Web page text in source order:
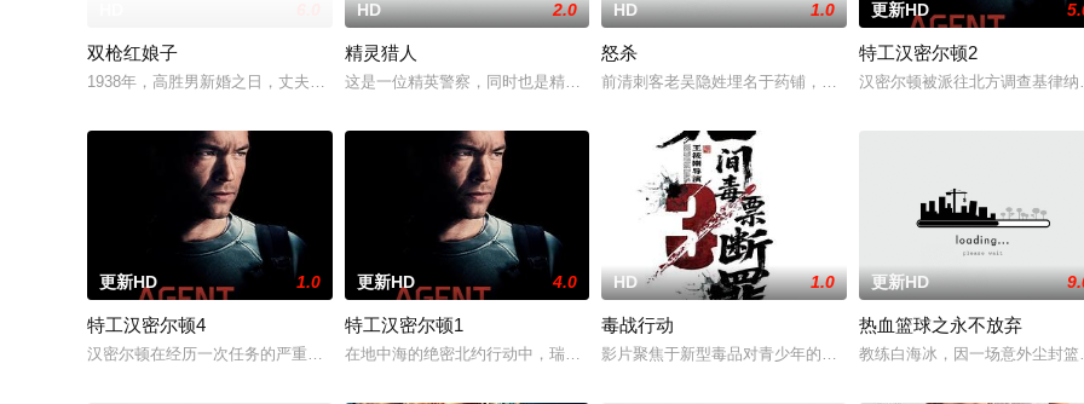
双枪红娘子
1938年，高胜男新婚之日，丈夫被日军残害，父辈亦遭屠戮。她举枪聚义，屡袭敌寇威震四方，后得八路军指点决心投身革命。日军欲诱杀高胜
HD 2.0
精灵猎人
这是一位精英警察，同时也是精灵猎手。在调查一系列血腥谋杀案的过程中，他面临着来自超自然界的威
HD 1.0
怒杀
前清刺客老吴隐姓埋名于药铺，却为守护单亲母女小茜和依依，被
更新HD
特工汉密尔顿2
汉密尔顿被派往北方调查基律
更新HD 1.0
特工汉密尔顿4
汉密尔顿在经历一次任务的严重后果后，陷入了自我毁灭的状态。然而，他被说服去执行他最擅长的任务——前往波兰找回一个掌握重要信息的
更新HD 4.0
特工汉密尔顿1
在地中海的绝密北约行动中，瑞典攻击潜水员遇害。汉密尔顿，受害者的老友，前往法国土伦军事基地展
HD 1.0
毒战行动
影片聚焦于新型毒品对青少年的危害，对社会秩序的破坏为主题，
更新HD
热血篮球之永不放弃
教练白海冰，因一场意外尘封